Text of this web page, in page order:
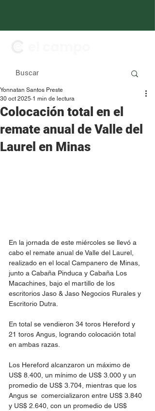
Colocación total en el
remate anual de Valle del
Laurel en Minas
Yonnatan Santos Preste
30 oct 2025 1 min de lectura
En la jornada de este miércoles se llevó a
cabo el remate anual de Valle del Laurel,
realizado en el local Campanero de Minas,
junto a Cabaña Pinduca y Cabaña Los
Macachines, bajo el martillo de los
escritorios Jaso & Jaso Negocios Rurales y
Escritorio Dutra.
En total se vendieron 34 toros Hereford y
21 toros Angus, logrando colocación total
en ambas razas.
Los Hereford alcanzaron un máximo de
US$ 8.400, un mínimo de US$ 3.000 y un
promedio de US$ 3.704, mientras que los
Angus se  comercializaron entre US$ 3.840
y US$ 2.640, con un promedio de US$